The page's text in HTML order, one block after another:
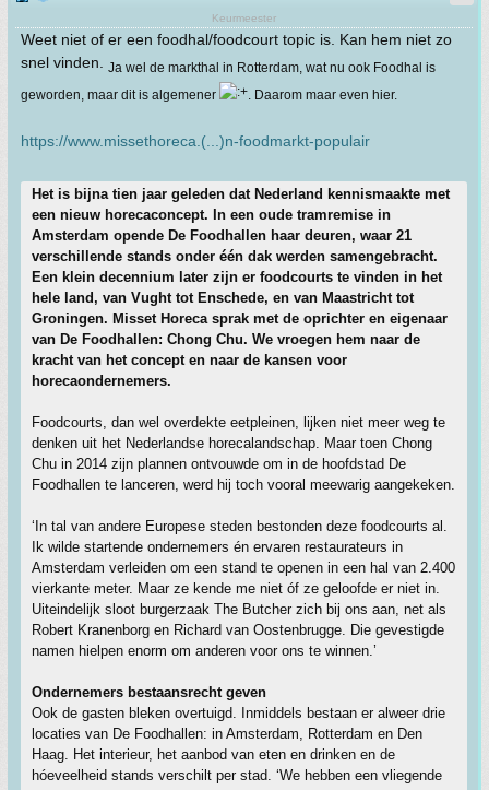
Keurmeester
Weet niet of er een foodhal/foodcourt topic is. Kan hem niet zo
snel vinden. Ja wel de markthal in Rotterdam, wat nu ook Foodhal is
geworden, maar dit is algemener
. Daarom maar even hier.
https://www.missethoreca.(...)n-foodmarkt-populair
Het is bijna tien jaar geleden dat Nederland kennismaakte met
een nieuw horecaconcept. In een oude tramremise in
Amsterdam opende De Foodhallen haar deuren, waar 21
verschillende stands onder één dak werden samengebracht.
Een klein decennium later zijn er foodcourts te vinden in het
hele land, van Vught tot Enschede, en van Maastricht tot
Groningen. Misset Horeca sprak met de oprichter en eigenaar
van De Foodhallen: Chong Chu. We vroegen hem naar de
kracht van het concept en naar de kansen voor
horecaondernemers.
Foodcourts, dan wel overdekte eetpleinen, lijken niet meer weg te
denken uit het Nederlandse horecalandschap. Maar toen Chong
Chu in 2014 zijn plannen ontvouwde om in de hoofdstad De
Foodhallen te lanceren, werd hij toch vooral meewarig aangekeken.
‘In tal van andere Europese steden bestonden deze foodcourts al.
Ik wilde startende ondernemers én ervaren restaurateurs in
Amsterdam verleiden om een stand te openen in een hal van 2.400
vierkante meter. Maar ze kende me niet óf ze geloofde er niet in.
Uiteindelijk sloot burgerzaak The Butcher zich bij ons aan, net als
Robert Kranenborg en Richard van Oostenbrugge. Die gevestigde
namen hielpen enorm om anderen voor ons te winnen.’
Ondernemers bestaansrecht geven
Ook de gasten bleken overtuigd. Inmiddels bestaan er alweer drie
locaties van De Foodhallen: in Amsterdam, Rotterdam en Den
Haag. Het interieur, het aanbod van eten en drinken en de
hóeveelheid stands verschilt per stad. ‘We hebben een vliegende